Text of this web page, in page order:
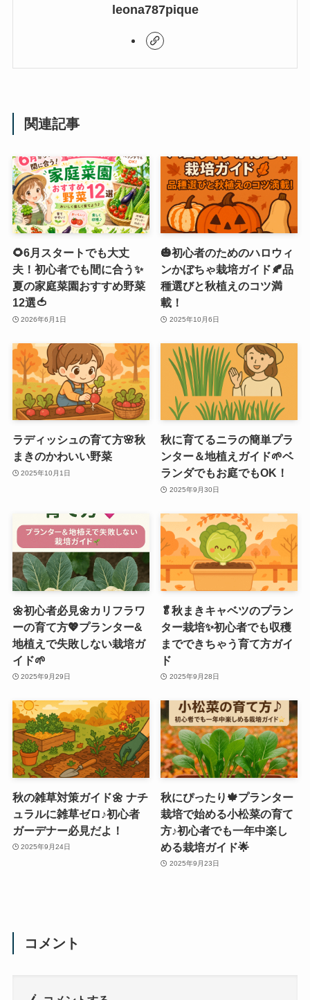
leona787pique
関連記事
🌻6月スタートでも大丈
夫！初心者でも間に合う✨
夏の家庭菜園おすすめ野菜
12選🍅
2026年6月1日
🎃初心者のためのハロウィ
ンかぼちゃ栽培ガイド🍂品
種選びと秋植えのコツ満
載！
2025年10月6日
ラディッシュの育て方🌸秋
まきのかわいい野菜
2025年10月1日
秋に育てるニラの簡単プラ
ンター＆地植えガイド🌱ベ
ランダでもお庭でもOK！
2025年9月30日
🌼初心者必見🌼カリフラワ
ーの育て方💖プランター&
地植えで失敗しない栽培ガ
イド🌱
2025年9月29日
🥬秋まきキャベツのプラン
ター栽培✨初心者でも収穫
までできちゃう育て方ガイ
ド
2025年9月28日
秋の雑草対策ガイド🌼 ナチ
ュラルに雑草ゼロ♪初心者
ガーデナー必見だよ！
2025年9月24日
秋にぴったり🍁プランター
栽培で始める小松菜の育て
方♪初心者でも一年中楽し
める栽培ガイド🌟
2025年9月23日
コメント